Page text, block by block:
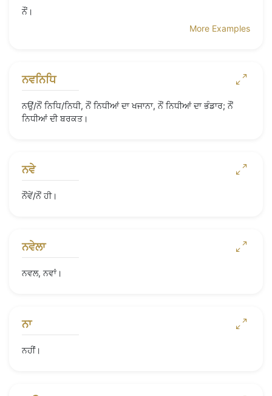
ਨੌਂ।
More Examples
ਨਵਨਿਧਿ
ਨਉਂ/ਨੌਂ ਨਿਧਿ/ਨਿਧੀ, ਨੌਂ ਨਿਧੀਆਂ ਦਾ ਖਜਾਨਾ, ਨੌਂ ਨਿਧੀਆਂ ਦਾ ਭੰਡਾਰ; ਨੌਂ
ਨਿਧੀਆਂ ਦੀ ਬਰਕਤ।
ਨਵੇ
ਨੌਂਵੇਂ/ਨੌਂ ਹੀ।
ਨਵੇਲਾ
ਨਵਲ, ਨਵਾਂ।
ਨਾ
ਨਹੀਂ।